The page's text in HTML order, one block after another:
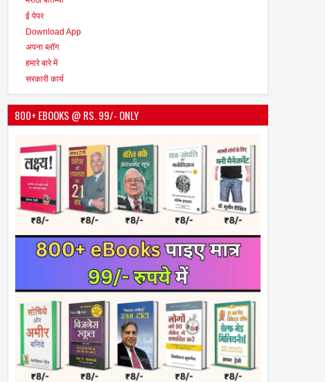
ई पेपर
Download App
अपना ब्लॉग
हमारे बारे में
सरकारी कार्य
800+ EBOOKS @ RS. 99/- ONLY